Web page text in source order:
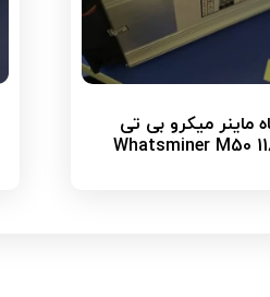
ماینر میکرو بی تی
Whatsminer M50